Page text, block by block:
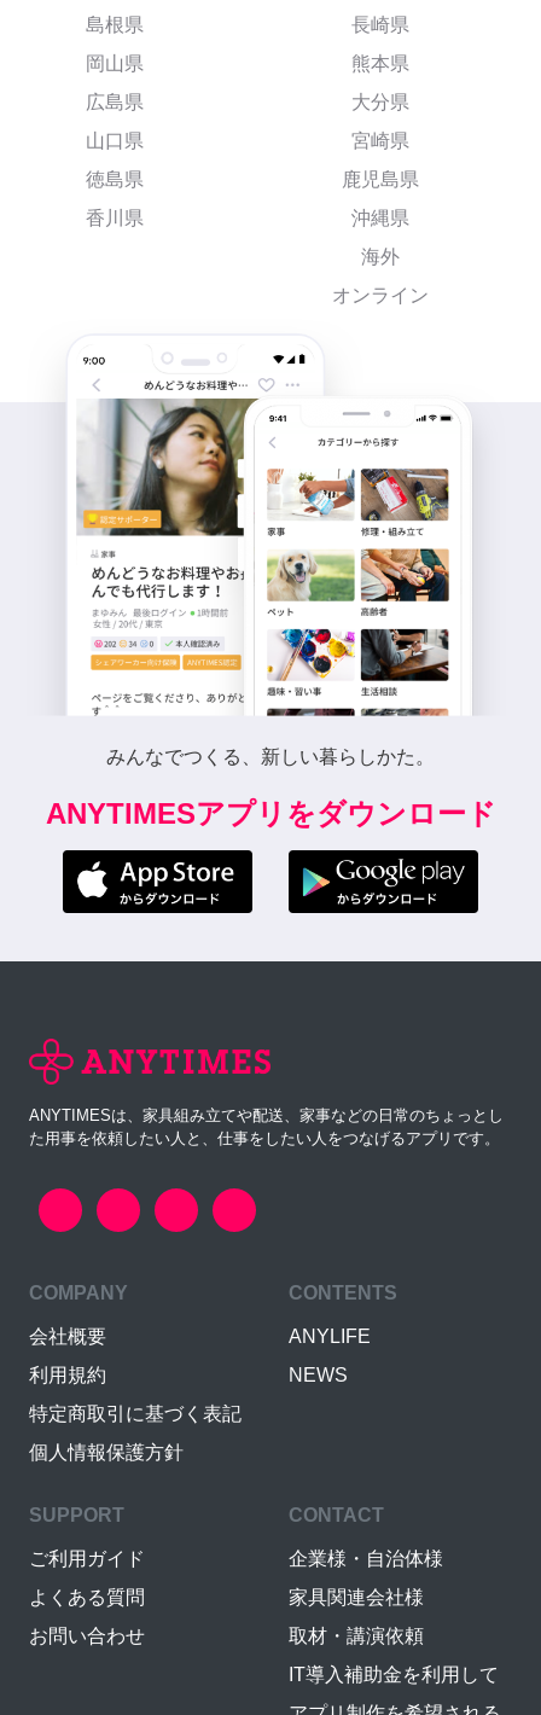
島根県
岡山県
広島県
山口県
徳島県
香川県
長崎県
熊本県
大分県
宮崎県
鹿児島県
沖縄県
海外
オンライン
みんなでつくる、新しい暮らしかた。
ANYTIMESアプリをダウンロード
ANYTIMESは、家具組み立てや配送、家事などの日常のちょっとし
た用事を依頼したい人と、仕事をしたい人をつなげるアプリです。
COMPANY
会社概要
利用規約
特定商取引に基づく表記
個人情報保護方針
CONTENTS
ANYLIFE
NEWS
SUPPORT
ご利用ガイド
よくある質問
お問い合わせ
CONTACT
企業様・自治体様
家具関連会社様
取材・講演依頼
IT導入補助金を利用して